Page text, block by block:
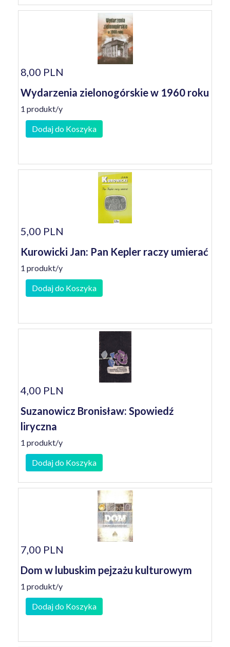
8,00 PLN
Wydarzenia zielonogórskie w 1960 roku
1 produkt/y
Dodaj do Koszyka
5,00 PLN
Kurowicki Jan: Pan Kepler raczy umierać
1 produkt/y
Dodaj do Koszyka
4,00 PLN
Suzanowicz Bronisław: Spowiedź
liryczna
1 produkt/y
Dodaj do Koszyka
7,00 PLN
Dom w lubuskim pejzażu kulturowym
1 produkt/y
Dodaj do Koszyka